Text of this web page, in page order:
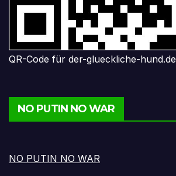
QR-Code für der-glueckliche-hund.de
NO PUTIN NO WAR
NO PUTIN NO WAR